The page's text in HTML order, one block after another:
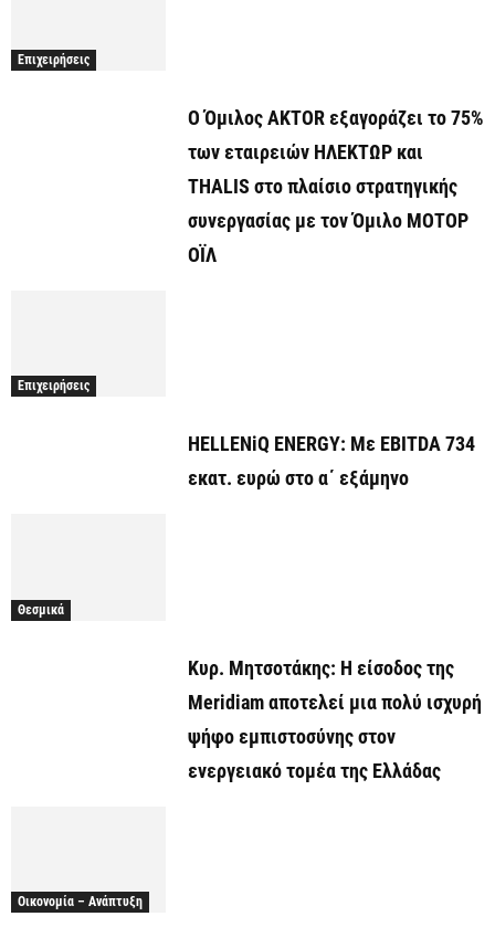
Επιχειρήσεις
Ο Όμιλος AKTOR εξαγοράζει το 75%
των εταιρειών ΗΛΕΚΤΩΡ και
THALIS στο πλαίσιο στρατηγικής
συνεργασίας με τον Όμιλο ΜΟΤΟΡ
ΟΪΛ
Επιχειρήσεις
HELLENiQ ENERGY: Με EBITDA 734
εκατ. ευρώ στο α΄ εξάμηνο
Θεσμικά
Κυρ. Μητσοτάκης: Η είσοδος της
Meridiam αποτελεί μια πολύ ισχυρή
ψήφο εμπιστοσύνης στον
ενεργειακό τομέα της Ελλάδας
Οικονομία – Ανάπτυξη